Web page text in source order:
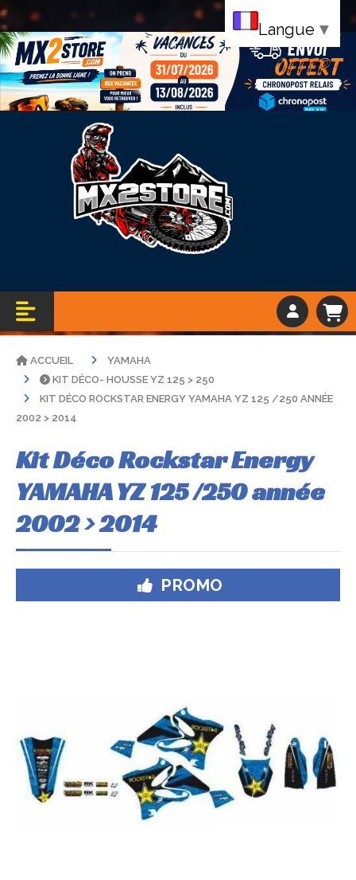
Bandeau vacance
ACCUEIL
YAMAHA
KIT DÉCO- HOUSSE YZ 125 > 250
KIT DÉCO ROCKSTAR ENERGY YAMAHA YZ 125 /250 ANNÉE
2002 > 2014
Kit Déco Rockstar Energy
YAMAHA YZ 125 /250 année
2002 > 2014
PROMO
Langue ▼